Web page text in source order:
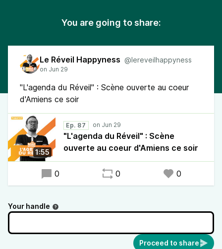
You are going to share:
Le Réveil Happyness @lereveilhappyness
"L'agenda du Réveil" : Scène ouverte au coeur
d'Amiens ce soir
1:55
Ep. 87
"L'agenda du Réveil" : Scène
ouverte au coeur d'Amiens ce soir
0 0 0
Your handle
Proceed to share